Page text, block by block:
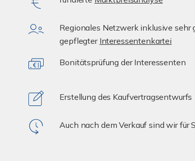
Regionales Netzwerk inklusive sehr
gepflegter Interessentenkartei
Bonitätsprüfung der Interessenten
Erstellung des Kaufvertragsentwurfs
Auch nach dem Verkauf sind wir für